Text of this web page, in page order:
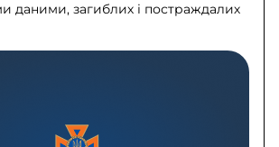
даними, загиблих і постраждалих